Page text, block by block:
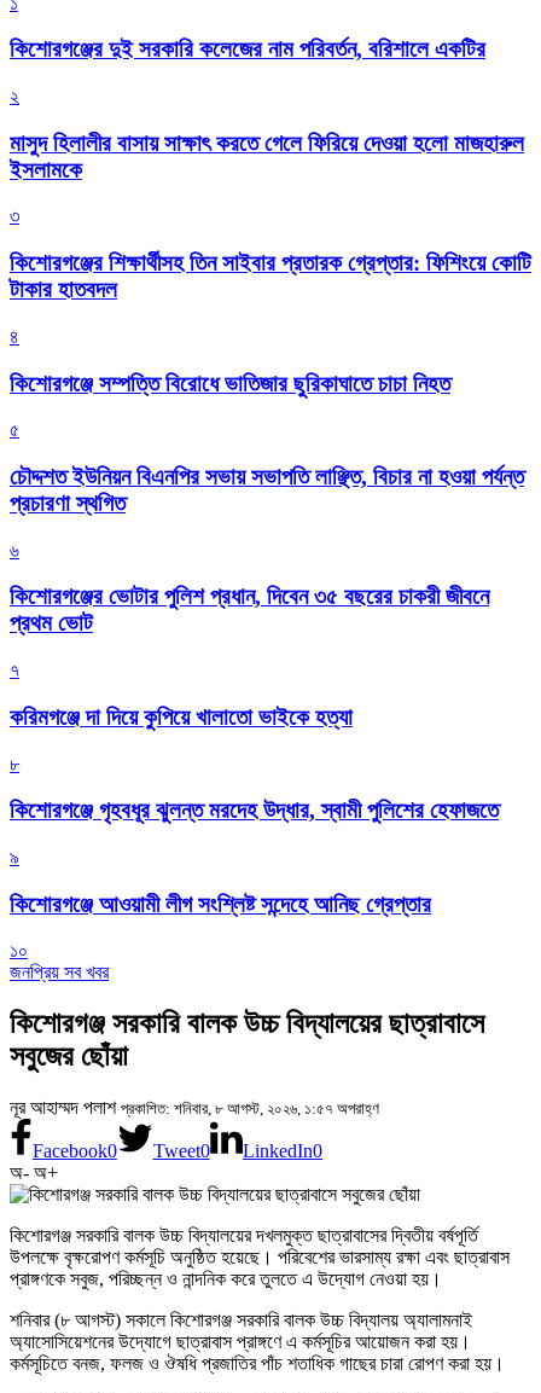
কিশোরগঞ্জের দুই সরকারি কলেজের নাম পরিবর্তন, বরিশালে একটির
২
মাসুদ হিলালীর বাসায় সাক্ষাৎ করতে গেলে ফিরিয়ে দেওয়া হলো মাজহারুল
ইসলামকে
৩
কিশোরগঞ্জের শিক্ষার্থীসহ তিন সাইবার প্রতারক গ্রেপ্তার: ফিশিংয়ে কোটি
টাকার হাতবদল
৪
কিশোরগঞ্জে সম্পত্তি বিরোধে ভাতিজার ছুরিকাঘাতে চাচা নিহত
৫
চৌদ্দশত ইউনিয়ন বিএনপির সভায় সভাপতি লাঞ্ছিত, বিচার না হওয়া পর্যন্ত
প্রচারণা স্থগিত
৬
কিশোরগঞ্জের ভোটার পুলিশ প্রধান, দিবেন ৩৫ বছরের চাকরী জীবনে
প্রথম ভোট
৭
করিমগঞ্জে দা দিয়ে কুপিয়ে খালাতো ভাইকে হত্যা
৮
কিশোরগঞ্জে গৃহবধূর ঝুলন্ত মরদেহ উদ্ধার, স্বামী পুলিশের হেফাজতে
৯
কিশোরগঞ্জে আওয়ামী লীগ সংশ্লিষ্ট সন্দেহে আনিছ গ্রেপ্তার
১০
জনপ্রিয় সব খবর
কিশোরগঞ্জ সরকারি বালক উচ্চ বিদ্যালয়ের ছাত্রাবাসে
সবুজের ছোঁয়া
নূর আহাম্মদ পলাশ প্রকাশিত: শনিবার, ৮ আগস্ট, ২০২৬, ১:৫৭ অপরাহ্ণ
Facebook0 Tweet0 LinkedIn0
অ- অ+
কিশোরগঞ্জ সরকারি বালক উচ্চ বিদ্যালয়ের দখলমুক্ত ছাত্রাবাসের দ্বিতীয় বর্ষপূর্তি
উপলক্ষে বৃক্ষরোপণ কর্মসূচি অনুষ্ঠিত হয়েছে। পরিবেশের ভারসাম্য রক্ষা এবং ছাত্রাবাস
প্রাঙ্গণকে সবুজ, পরিচ্ছন্ন ও নান্দনিক করে তুলতে এ উদ্যোগ নেওয়া হয়।
শনিবার (৮ আগস্ট) সকালে কিশোরগঞ্জ সরকারি বালক উচ্চ বিদ্যালয় অ্যালামনাই
অ্যাসোসিয়েশনের উদ্যোগে ছাত্রাবাস প্রাঙ্গণে এ কর্মসূচির আয়োজন করা হয়।
কর্মসূচিতে বনজ, ফলজ ও ঔষধি প্রজাতির পাঁচ শতাধিক গাছের চারা রোপণ করা হয়।